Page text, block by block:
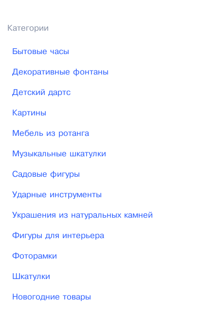
Категории
Бытовые часы
Декоративные фонтаны
Детский дартс
Картины
Мебель из ротанга
Музыкальные шкатулки
Садовые фигуры
Ударные инструменты
Украшения из натуральных камней
Фигуры для интерьера
Фоторамки
Шкатулки
Новогодние товары